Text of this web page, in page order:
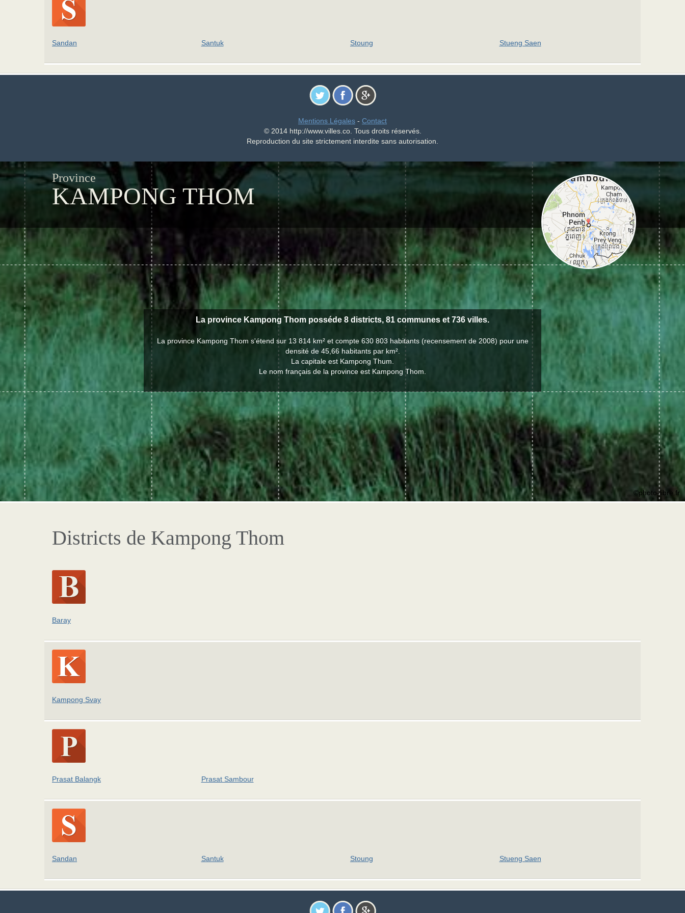
Sandan Santuk Stoung Stueng Saen
Mentions Légales - Contact
© 2014 http://www.villes.co. Tous droits réservés.
Reproduction du site strictement interdite sans autorisation.
Province
KAMPONG THOM
La province Kampong Thom posséde 8 districts, 81 communes et 736 villes.
La province Kampong Thom s'étend sur 13 814 km² et compte 630 803 habitants (recensement de 2008) pour une
densité de 45,66 habitants par km².
La capitale est Kampong Thum.
Le nom français de la province est Kampong Thom.
©photo-libre.fr
Districts de Kampong Thom
Baray
Kampong Svay
Prasat Balangk Prasat Sambour
Sandan Santuk Stoung Stueng Saen